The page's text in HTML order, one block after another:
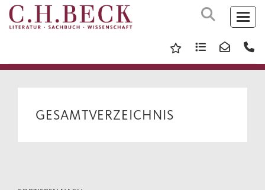
GESAMTVERZEICHNIS